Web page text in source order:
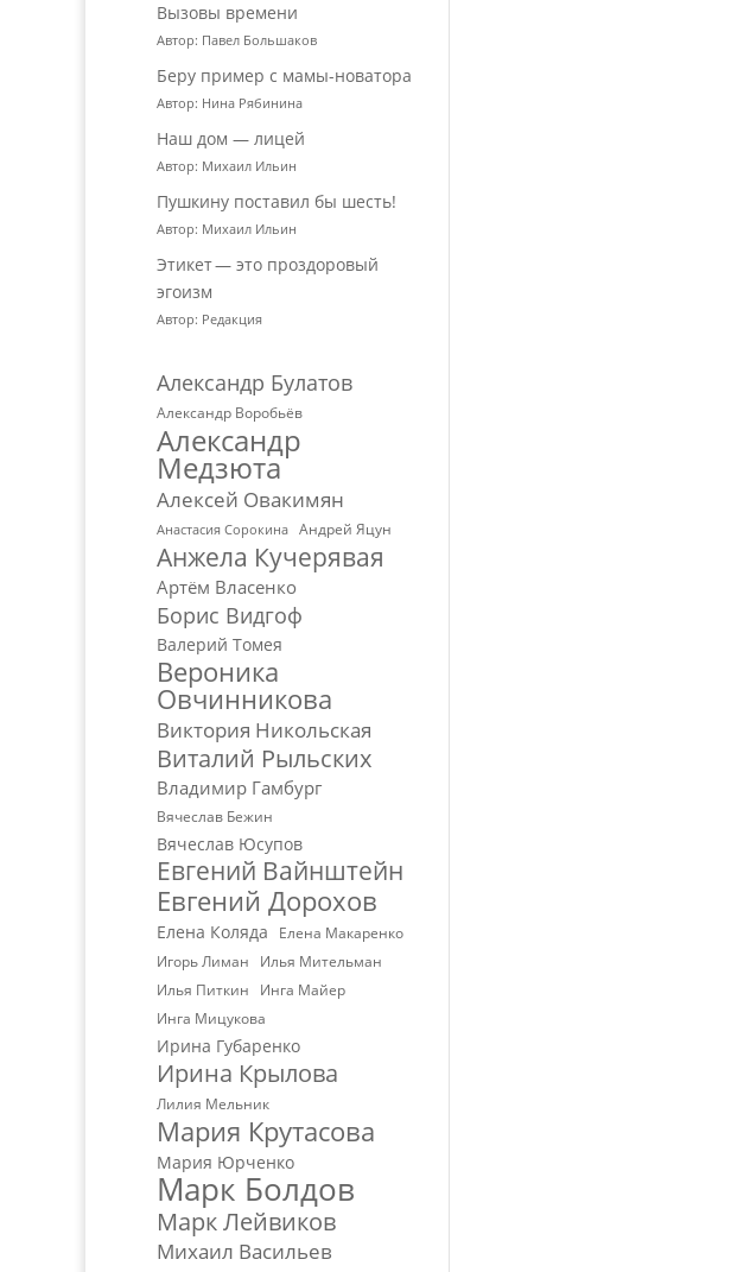
Вызовы времени
Автор: Павел Большаков
Беру пример с мамы-новатора
Автор: Нина Рябинина
Наш дом — лицей
Автор: Михаил Ильин
Пушкину поставил бы шесть!
Автор: Михаил Ильин
Этикет — это проздоровый
эгоизм
Автор: Редакция
Александр Булатов
Александр Воробьёв
Александр
Медзюта
Алексей Овакимян
Анастасия Сорокина Андрей Яцун
Анжела Кучерявая
Артём Власенко
Борис Видгоф
Валерий Томея
Вероника
Овчинникова
Виктория Никольская
Виталий Рыльских
Владимир Гамбург
Вячеслав Бежин
Вячеслав Юсупов
Евгений Вайнштейн
Евгений Дорохов
Елена Коляда
Елена Макаренко
Игорь Лиман
Илья Мительман
Илья Питкин
Инга Майер
Инга Мицукова
Ирина Губаренко
Ирина Крылова
Лилия Мельник
Мария Крутасова
Мария Юрченко
Марк Болдов
Марк Лейвиков
Михаил Васильев